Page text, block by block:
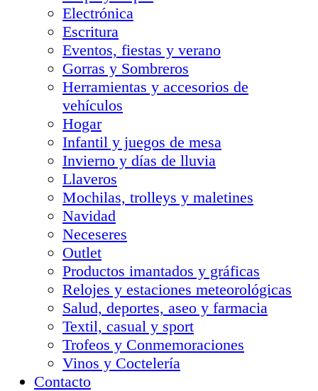
Electrónica
Escritura
Eventos, fiestas y verano
Gorras y Sombreros
Herramientas y accesorios de
vehículos
Hogar
Infantil y juegos de mesa
Invierno y días de lluvia
Llaveros
Mochilas, trolleys y maletines
Navidad
Neceseres
Outlet
Productos imantados y gráficas
Relojes y estaciones meteorológicas
Salud, deportes, aseo y farmacia
Textil, casual y sport
Trofeos y Conmemoraciones
Vinos y Coctelería
Contacto